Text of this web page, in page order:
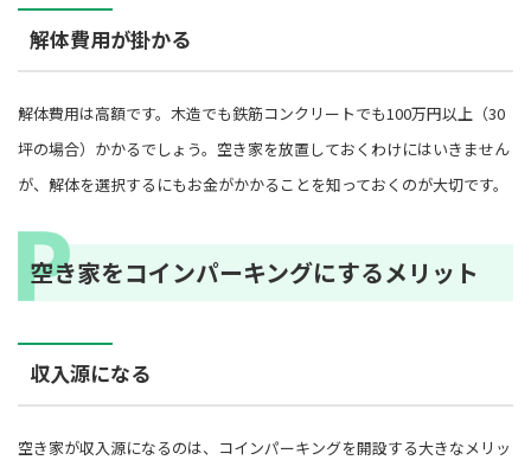
解体費用が掛かる
解体費用は高額です。木造でも鉄筋コンクリートでも100万円以上（30
坪の場合）かかるでしょう。空き家を放置しておくわけにはいきません
が、解体を選択するにもお金がかかることを知っておくのが大切です。
空き家をコインパーキングにするメリット
収入源になる
空き家が収入源になるのは、コインパーキングを開設する大きなメリッ